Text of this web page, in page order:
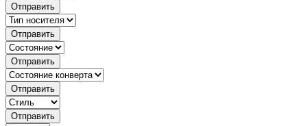
Отправить
Отправить
Отправить
Отправить
Отправить